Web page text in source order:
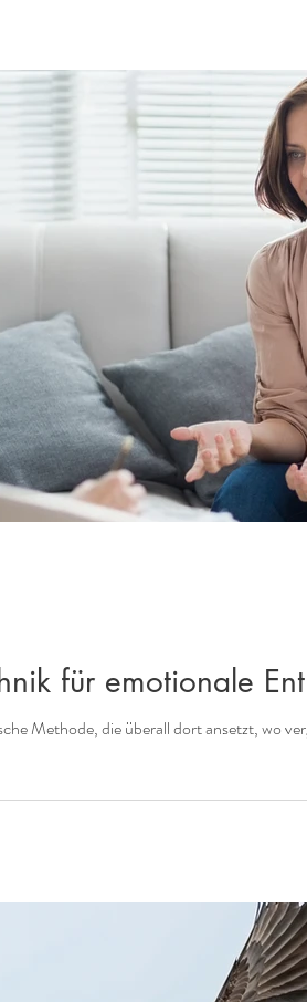
für emotionale
Methode, die überall dort ansetzt, wo